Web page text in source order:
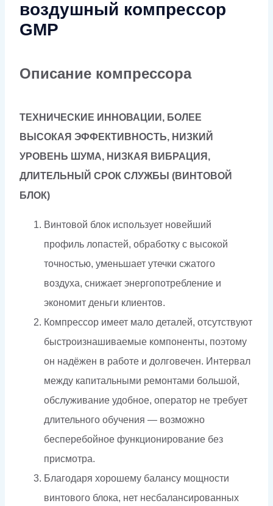
воздушный компрессор
GMP
Описание компрессора
ТЕХНИЧЕСКИЕ ИННОВАЦИИ, БОЛЕЕ
ВЫСОКАЯ ЭФФЕКТИВНОСТЬ, НИЗКИЙ
УРОВЕНЬ ШУМА, НИЗКАЯ ВИБРАЦИЯ,
ДЛИТЕЛЬНЫЙ СРОК СЛУЖБЫ (ВИНТОВОЙ
БЛОК)
Винтовой блок использует новейший
профиль лопастей, обработку с высокой
точностью, уменьшает утечки сжатого
воздуха, снижает энергопотребление и
экономит деньги клиентов.
Компрессор имеет мало деталей, отсутствуют
быстроизнашиваемые компоненты, поэтому
он надёжен в работе и долговечен. Интервал
между капитальными ремонтами большой,
обслуживание удобное, оператор не требует
длительного обучения — возможно
бесперебойное функционирование без
присмотра.
Благодаря хорошему балансу мощности
винтового блока, нет несбалансированных